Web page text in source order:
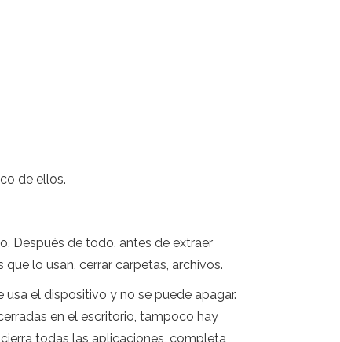
de ellos.
Después de todo, antes de extraer
lo usan, cerrar carpetas, archivos.
el dispositivo y no se puede apagar.
en el escritorio, tampoco hay
todas las aplicaciones, completa